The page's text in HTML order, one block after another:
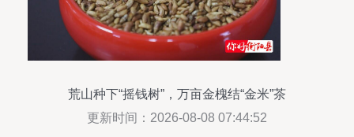
荒山种下“摇钱树”，万亩金槐结“金米”茶
更新时间：2026-08-08 07:44:52